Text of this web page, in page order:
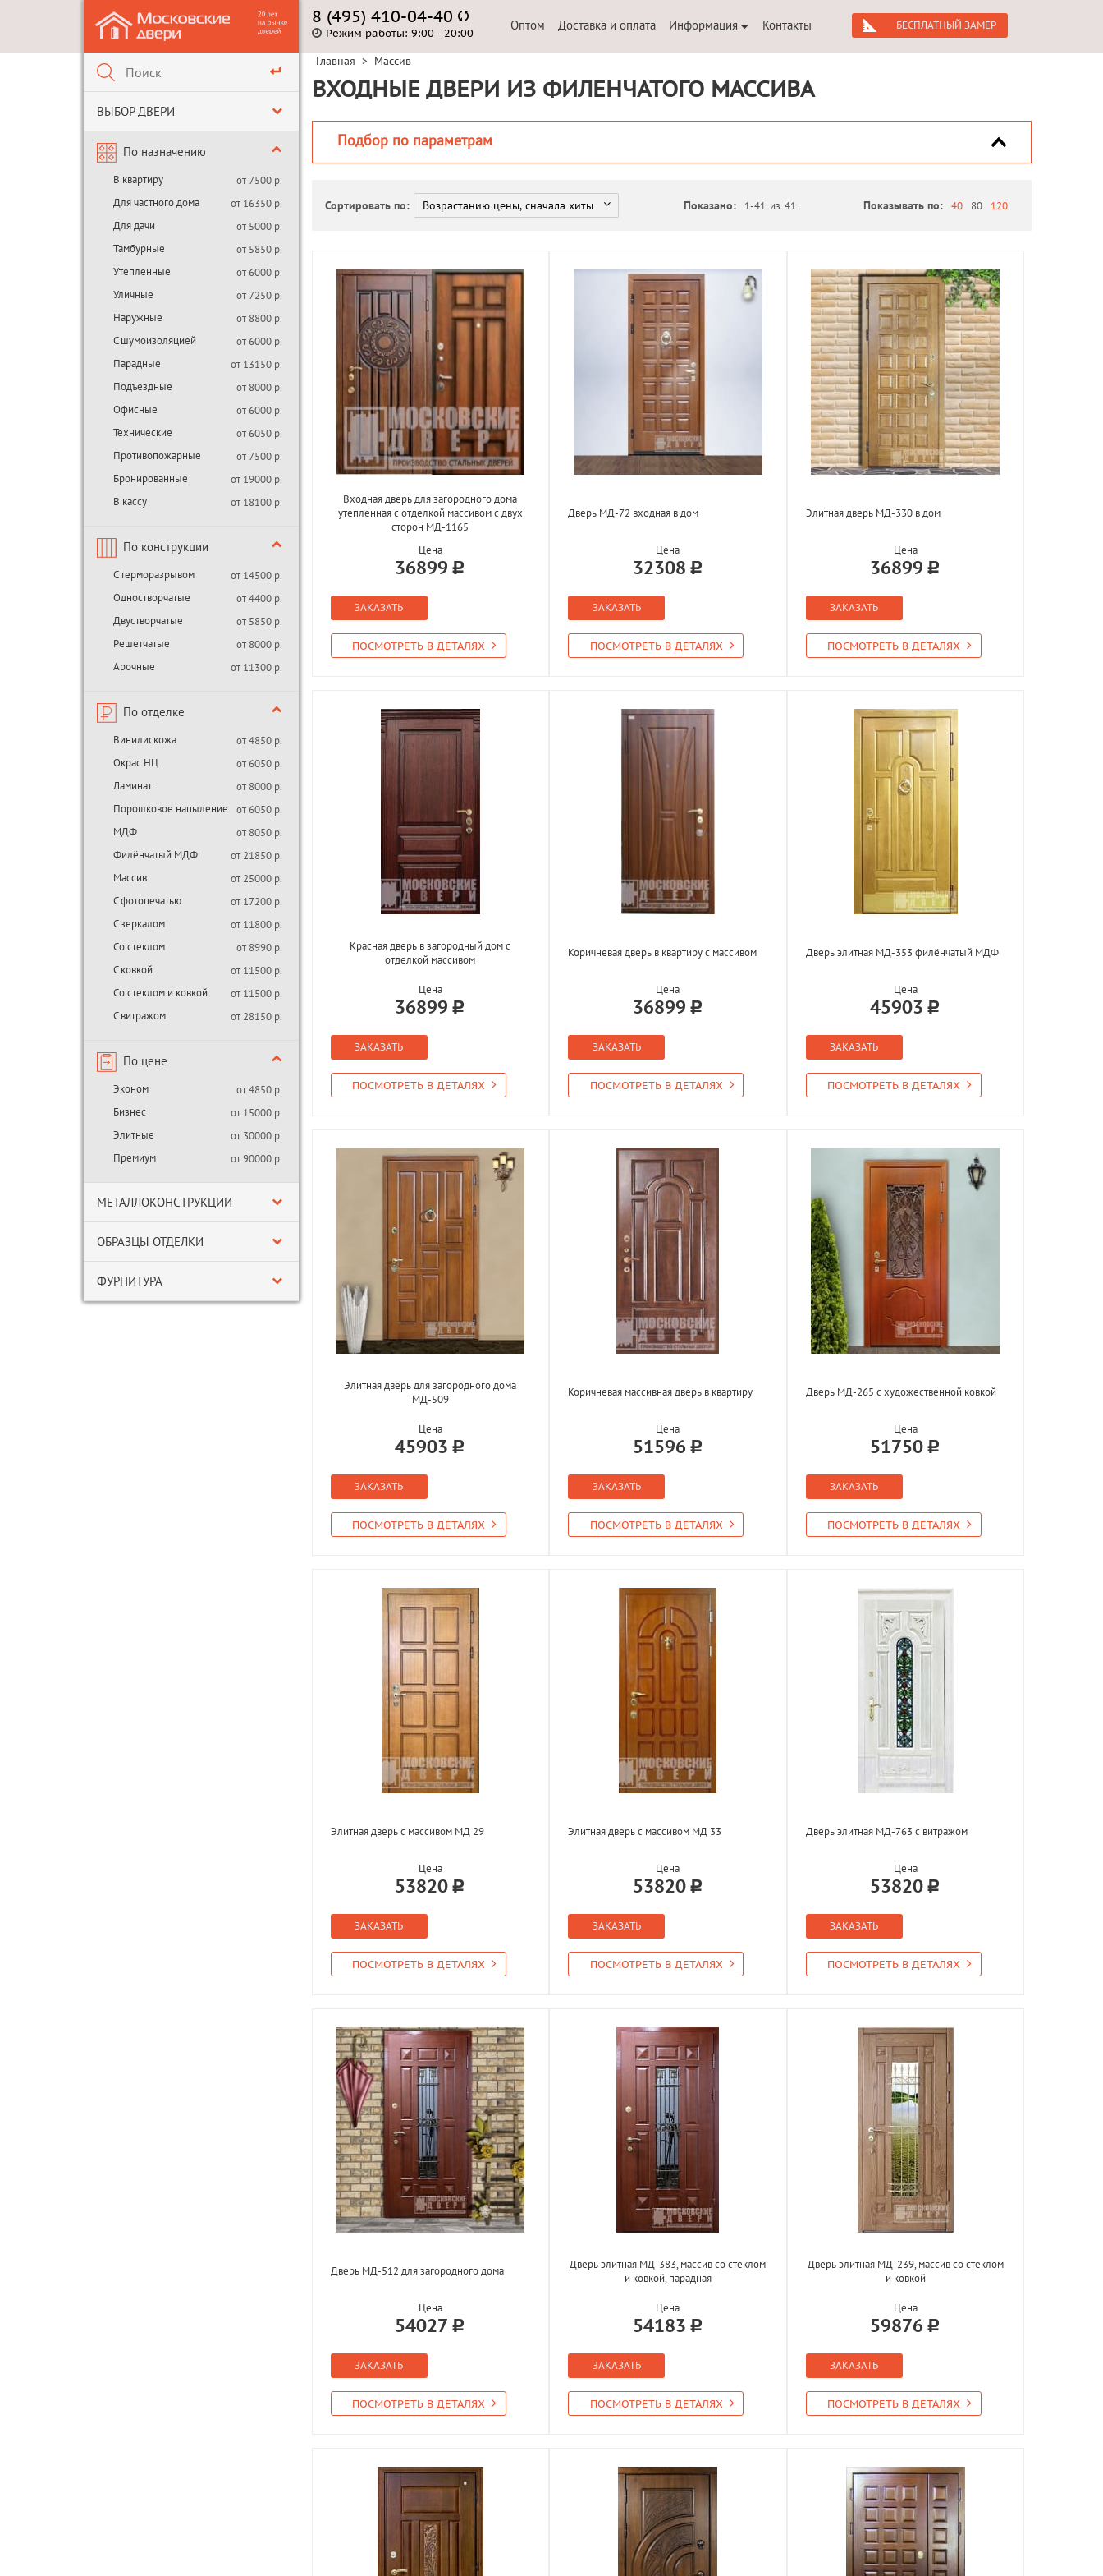
ВЫБОР ДВЕРИ
По назначению
В квартиру
от 7500 р.
Для частного дома
от 16350 р.
Для дачи
от 5000 р.
Тамбурные
от 5850 р.
Утепленные
от 6000 р.
Уличные
от 7250 р.
Наружные
от 8800 р.
С шумоизоляцией
от 6000 р.
Парадные
от 13150 р.
Подъездные
от 8000 р.
Офисные
от 6000 р.
Технические
от 6050 р.
Противопожарные
от 7500 р.
Бронированные
от 19000 р.
В кассу
от 18100 р.
По конструкции
С терморазрывом
от 14500 р.
Одностворчатые
от 4400 р.
Двустворчатые
от 5850 р.
Решетчатые
от 8000 р.
Арочные
от 11300 р.
По отделке
Винилискожа
от 4850 р.
Окрас НЦ
от 6050 р.
Ламинат
от 8000 р.
Порошковое напыление
от 6050 р.
МДФ
от 8050 р.
Филёнчатый МДФ
от 21850 р.
Массив
от 25000 р.
С фотопечатью
от 17200 р.
С зеркалом
от 11800 р.
Со стеклом
от 8990 р.
С ковкой
от 11500 р.
Со стеклом и ковкой
от 11500 р.
С витражом
от 28150 р.
По цене
Эконом
от 4850 р.
Бизнес
от 15000 р.
Элитные
от 30000 р.
Премиум
от 90000 р.
МЕТАЛЛОКОНСТРУКЦИИ
ОБРАЗЦЫ ОТДЕЛКИ
ФУРНИТУРА
8 (495) 410-04-40
Режим работы: 9:00 - 20:00
Оптом Доставка и оплата Информация Контакты БЕСПЛАТНЫЙ ЗАМЕР
Главная > Массив
ВХОДНЫЕ ДВЕРИ ИЗ ФИЛЕНЧАТОГО МАССИВА
Подбор по параметрам
Сортировать по: Показано: 1-41 из 41 Показывать по: 40 80 120
Входная дверь для загородного дома
утепленная с отделкой массивом с двух
сторон МД-1165
Цена
36899
ЗАКАЗАТЬ
ПОСМОТРЕТЬ В ДЕТАЛЯХ
Дверь МД-72 входная в дом
Цена
32308
ЗАКАЗАТЬ
ПОСМОТРЕТЬ В ДЕТАЛЯХ
Элитная дверь МД-330 в дом
Цена
36899
ЗАКАЗАТЬ
ПОСМОТРЕТЬ В ДЕТАЛЯХ
Красная дверь в загородный дом с
отделкой массивом
Цена
36899
ЗАКАЗАТЬ
ПОСМОТРЕТЬ В ДЕТАЛЯХ
Коричневая дверь в квартиру с массивом
Цена
36899
ЗАКАЗАТЬ
ПОСМОТРЕТЬ В ДЕТАЛЯХ
Дверь элитная МД-353 филёнчатый МДФ
Цена
45903
ЗАКАЗАТЬ
ПОСМОТРЕТЬ В ДЕТАЛЯХ
Элитная дверь для загородного дома
МД-509
Цена
45903
ЗАКАЗАТЬ
ПОСМОТРЕТЬ В ДЕТАЛЯХ
Коричневая массивная дверь в квартиру
Цена
51596
ЗАКАЗАТЬ
ПОСМОТРЕТЬ В ДЕТАЛЯХ
Дверь МД-265 с художественной ковкой
Цена
51750
ЗАКАЗАТЬ
ПОСМОТРЕТЬ В ДЕТАЛЯХ
Элитная дверь с массивом МД 29
Цена
53820
ЗАКАЗАТЬ
ПОСМОТРЕТЬ В ДЕТАЛЯХ
Элитная дверь с массивом МД 33
Цена
53820
ЗАКАЗАТЬ
ПОСМОТРЕТЬ В ДЕТАЛЯХ
Дверь элитная МД-763 с витражом
Цена
53820
ЗАКАЗАТЬ
ПОСМОТРЕТЬ В ДЕТАЛЯХ
Дверь МД-512 для загородного дома
Цена
54027
ЗАКАЗАТЬ
ПОСМОТРЕТЬ В ДЕТАЛЯХ
Дверь элитная МД-383, массив со стеклом
и ковкой, парадная
Цена
54183
ЗАКАЗАТЬ
ПОСМОТРЕТЬ В ДЕТАЛЯХ
Дверь элитная МД-239, массив со стеклом
и ковкой
Цена
59876
ЗАКАЗАТЬ
ПОСМОТРЕТЬ В ДЕТАЛЯХ